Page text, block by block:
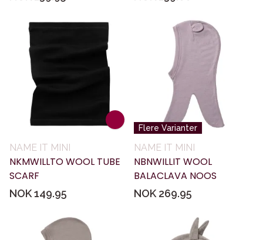
NAME IT MINI
NKMWILLTO WOOL TUBE
SCARF
NOK 149.95
Flere Varianter
NAME IT MINI
NBNWILLIT WOOL
BALACLAVA NOOS
NOK 269.95